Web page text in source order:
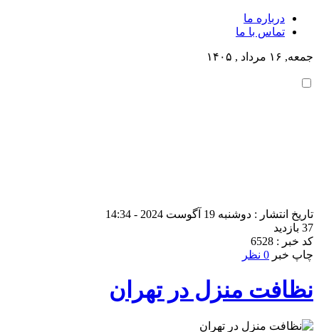
درباره ما
تماس با ما
جمعه, ۱۶ مرداد , ۱۴۰۵
تاریخ انتشار : دوشنبه 19 آگوست 2024 - 14:34
37 بازدید
کد خبر : 6528
چاپ خبر 0 نظر
نظافت منزل در تهران